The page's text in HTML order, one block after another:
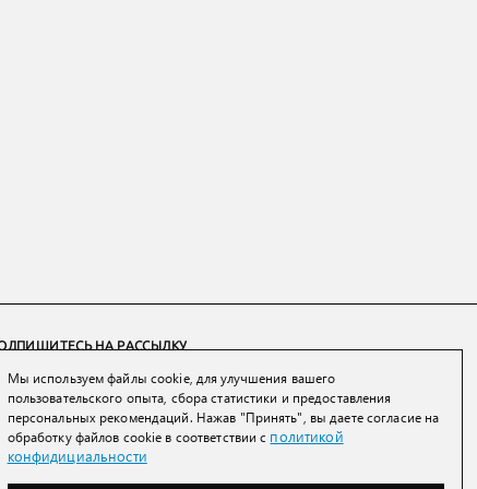
НА РАССЫЛКУ
ПОДПИСАТЬСЯ
на кнопку вы соглашаетесь сполитикой конфиденциальности и
персональных данных
Мы используем файлы cookie, для улучшения вашего
пользовательского опыта, сбора статистики и предоставления
персональных рекомендаций. Нажав "Принять", вы даете согласие на
обработку файлов cookie в соответствии с политикой
конфидициальности